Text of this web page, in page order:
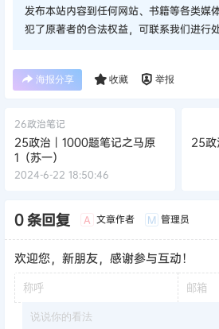
发布本站内容到任何网站、书籍等各类媒
犯了原著者的合法权益，可联系我们进行处
海报分享 收藏 举报
26政治笔记
25政治丨1000题笔记之马原
1（苏一）
2024-6-22 18:50:46
25政
0 条回复 A 文章作者 M 管理员
欢迎您，新朋友，感谢参与互动！